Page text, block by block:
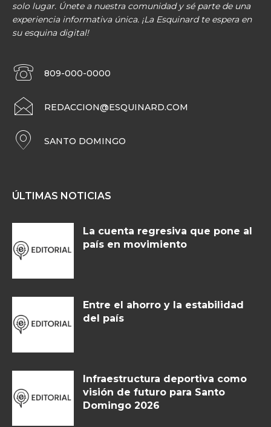
solo lugar. Únete a nuestra comunidad y sé parte de una
experiencia informativa única. ¡La Esquinard te espera en
su esquina digital!
809-000-0000
REDACCION@ESQUINARD.COM
SANTO DOMINGO
ÚLTIMAS NOTICIAS
La cuenta regresiva que pone al
país en movimiento
Entre el ahorro y la estabilidad
del país
Infraestructura deportiva como
visión de futuro para Santo
Domingo 2026